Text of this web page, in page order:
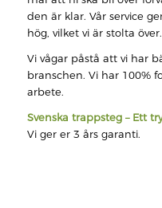
den är klar. Vår service
hög, vilket vi är stolta över.
Vi vågar påstå att vi har
branschen. Vi har 100%
arbete.
Svenska trappsteg – Ett
Vi ger er 3 års garanti.